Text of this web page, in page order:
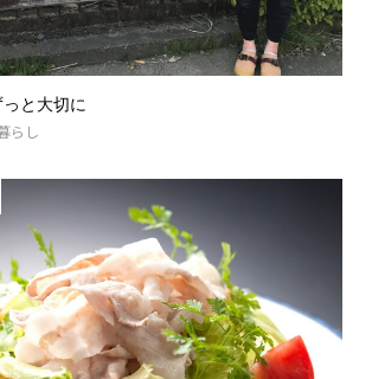
と大切に
らし